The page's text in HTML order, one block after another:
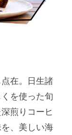
在。日生諸
を使った旬
煎りコーヒ
、美しい海